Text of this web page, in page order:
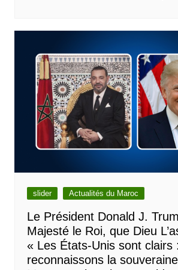
slider Actualités du Maroc
Le Président Donald J.
Majesté le Roi, que Dieu
« Les États-Unis sont clairs
reconnaissons la